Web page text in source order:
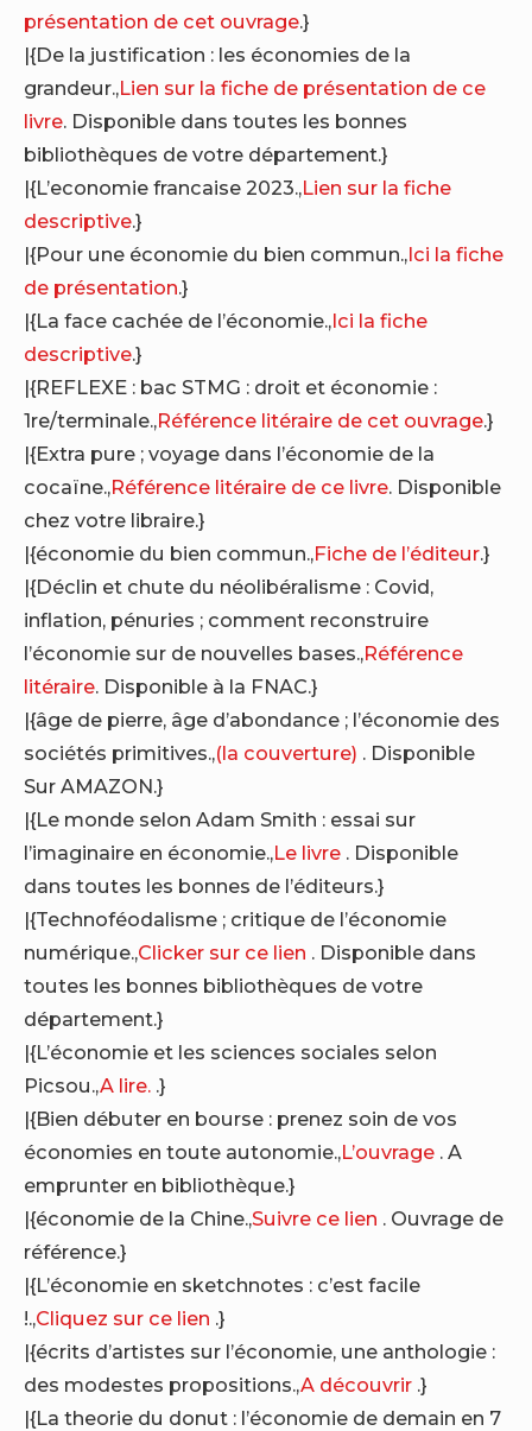
présentation de cet ouvrage.}
|{De la justification : les économies de la
grandeur.,Lien sur la fiche de présentation de ce
livre. Disponible dans toutes les bonnes
bibliothèques de votre département.}
|{L’economie francaise 2023.,Lien sur la fiche
descriptive.}
|{Pour une économie du bien commun.,Ici la fiche
de présentation.}
|{La face cachée de l’économie.,Ici la fiche
descriptive.}
|{REFLEXE : bac STMG : droit et économie :
1re/terminale.,Référence litéraire de cet ouvrage.}
|{Extra pure ; voyage dans l’économie de la
cocaïne.,Référence litéraire de ce livre. Disponible
chez votre libraire.}
|{économie du bien commun.,Fiche de l’éditeur.}
|{Déclin et chute du néolibéralisme : Covid,
inflation, pénuries ; comment reconstruire
l’économie sur de nouvelles bases.,Référence
litéraire. Disponible à la FNAC.}
|{âge de pierre, âge d’abondance ; l’économie des
sociétés primitives.,(la couverture) . Disponible
Sur AMAZON.}
|{Le monde selon Adam Smith : essai sur
l’imaginaire en économie.,Le livre . Disponible
dans toutes les bonnes de l’éditeurs.}
|{Technoféodalisme ; critique de l’économie
numérique.,Clicker sur ce lien . Disponible dans
toutes les bonnes bibliothèques de votre
département.}
|{L’économie et les sciences sociales selon
Picsou.,A lire. .}
|{Bien débuter en bourse : prenez soin de vos
économies en toute autonomie.,L’ouvrage . A
emprunter en bibliothèque.}
|{économie de la Chine.,Suivre ce lien . Ouvrage de
référence.}
|{L’économie en sketchnotes : c’est facile
!.,Cliquez sur ce lien .}
|{écrits d’artistes sur l’économie, une anthologie :
des modestes propositions.,A découvrir .}
|{La theorie du donut : l’économie de demain en 7